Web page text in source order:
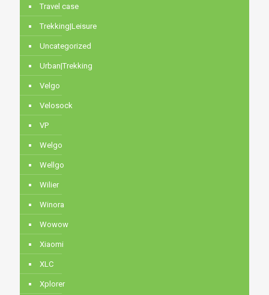
Travel case
Trekking|Leisure
Uncategorized
Urban|Trekking
Velgo
Velosock
VP
Welgo
Wellgo
Wilier
Winora
Wowow
Xiaomi
XLC
Xplorer